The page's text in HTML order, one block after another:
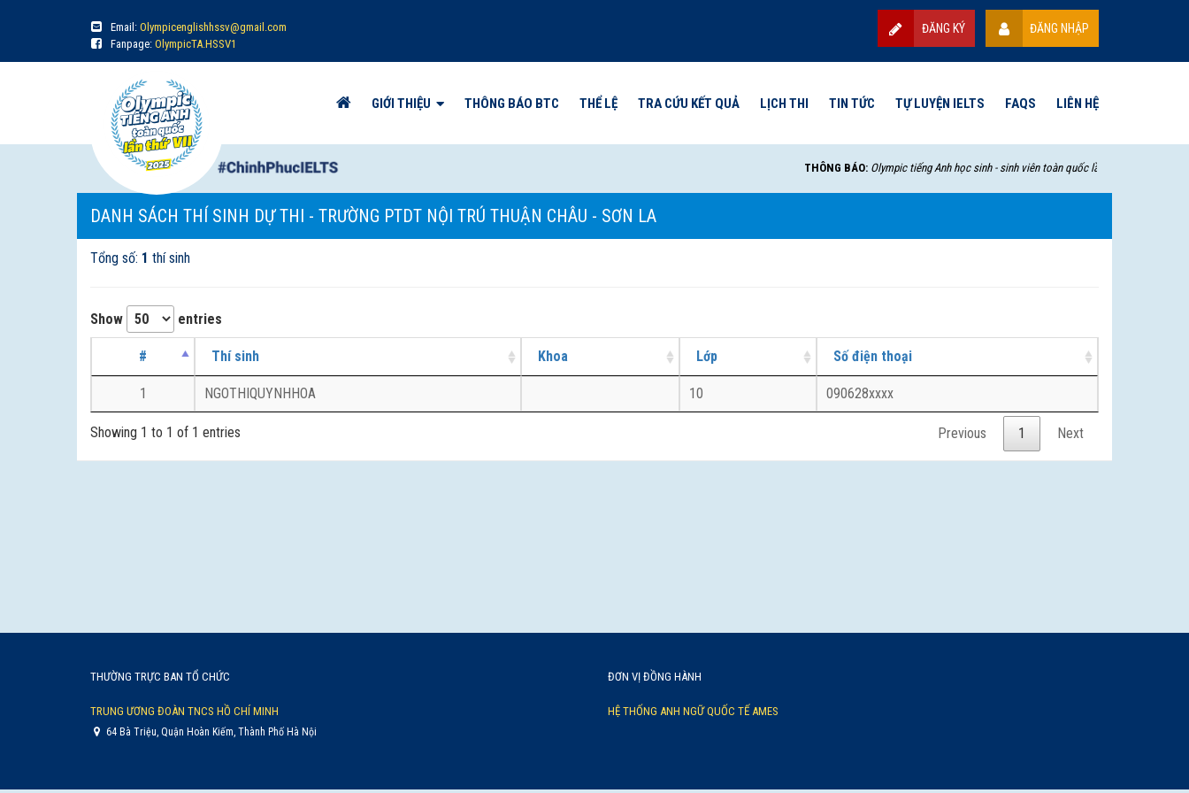
Email: Olympicenglishhssv@gmail.com
Fanpage: OlympicTA.HSSV1
ĐĂNG KÝ ĐĂNG NHẬP
THÔNG BÁO: Olympic tiếng Anh học sinh - sinh viên toàn quốc lần thứ VII - 2025 sẽ
GIỚI THIỆU THÔNG BÁO BTC THỂ LỆ TRA CỨU KẾT QUẢ LỊCH THI TIN TỨC TỰ LUYỆN IELTS FAQS LIÊN HỆ
DANH SÁCH THÍ SINH DỰ THI - TRƯỜNG PTDT NỘI TRÚ THUẬN CHÂU - SƠN LA
Tổng số: 1 thí sinh
Show entries
# Thí sinh Khoa Lớp Số điện thoại
1 NGOTHIQUYNHHOA 10 090628xxxx
Showing 1 to 1 of 1 entries Previous 1 Next
THƯỜNG TRỰC BAN TỔ CHỨC
TRUNG ƯƠNG ĐOÀN TNCS HỒ CHÍ MINH
64 Bà Triệu, Quận Hoàn Kiếm, Thành Phố Hà Nội
ĐƠN VỊ ĐỒNG HÀNH
HỆ THỐNG ANH NGỮ QUỐC TẾ AMES